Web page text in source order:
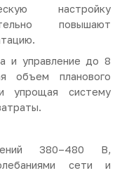
настройку
повышают
и управление до 8
объем планового
и упрощая систему
380–480 В,
сети и